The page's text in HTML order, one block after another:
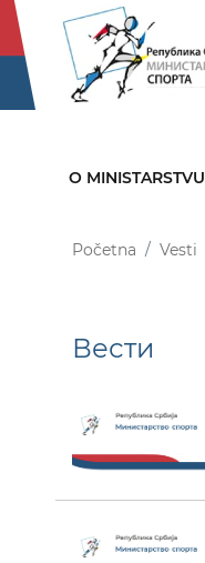
O MINISTARSTVU
Početna Vesti
Вести